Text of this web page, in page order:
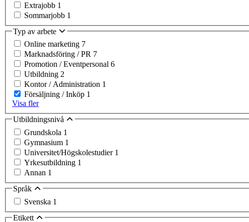
Extrajobb 1
Sommarjobb 1
Typ av arbete
Online marketing 7
Marknadsföring / PR 7
Promotion / Eventpersonal 6
Utbildning 2
Kontor / Administration 1
Försäljning / Inköp 1
Visa fler
Utbildningsnivå
Grundskola 1
Gymnasium 1
Universitet/Högskolestudier 1
Yrkesutbildning 1
Annan 1
Språk
Svenska 1
Etikett